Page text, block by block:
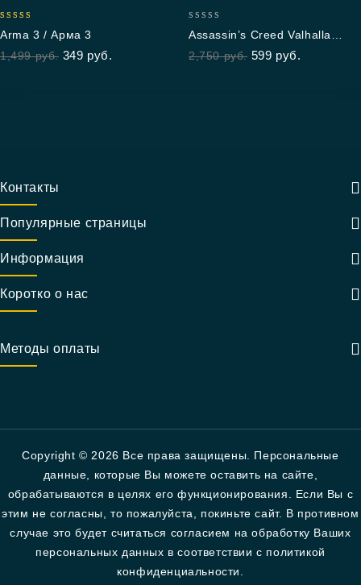
out of 5
Arma 3 / Арма 3
1,499руб. 349 руб.
out
of
Assassin’s Creed Valhalla
Standard Edition
2,750руб. 599 руб.
Контакты
Популярные страницы
Информация
Коротко о нас
Методы оплаты
Copyright © 2026 Все права защищены. Персональные
данные, которые Вы можете оставить на сайте,
обрабатываются в целях его функционирования. Если Вы с
этим не согласны, то пожалуйста, покиньте сайт. В противном
случае это будет считаться согласием на обработку Ваших
персональных данных в соответствии с политикой
конфиденциальности.